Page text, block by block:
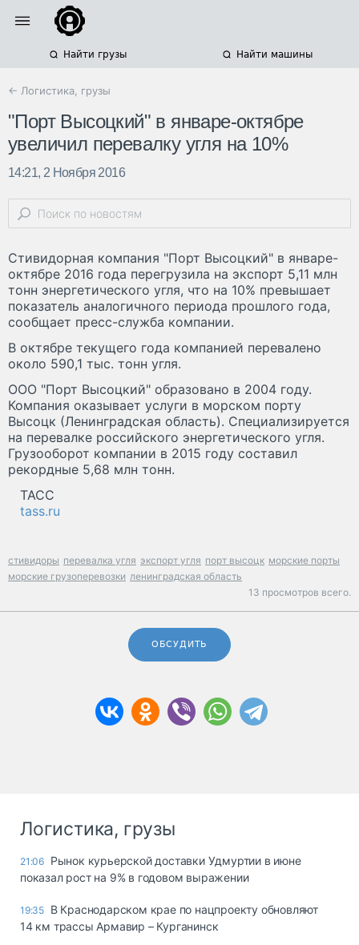
Найти грузы Найти машины
← Логистика, грузы
"Порт Высоцкий" в январе-октябре
увеличил перевалку угля на 10%
14:21, 2 Ноября 2016
Стивидорная компания "Порт Высоцкий" в январе-
октябре 2016 года перегрузила на экспорт 5,11 млн
тонн энергетического угля, что на 10% превышает
показатель аналогичного периода прошлого года,
сообщает пресс-служба компании.
В октябре текущего года компанией перевалено
около 590,1 тыс. тонн угля.
ООО "Порт Высоцкий" образовано в 2004 году.
Компания оказывает услуги в морском порту
Высоцк (Ленинградская область). Специализируется
на перевалке российского энергетического угля.
Грузооборот компании в 2015 году составил
рекордные 5,68 млн тонн.
ТАСС
tass.ru
стивидоры перевалка угля экспорт угля порт высоцк морские порты
морские грузоперевозки ленинградская область
13 просмотров всего.
ОБСУДИТЬ
Логистика, грузы
21:06 Рынок курьерской доставки Удмуртии в июне
показал рост на 9% в годовом выражении
19:35 В Краснодарском крае по нацпроекту обновляют
14 км трассы Армавир – Курганинск